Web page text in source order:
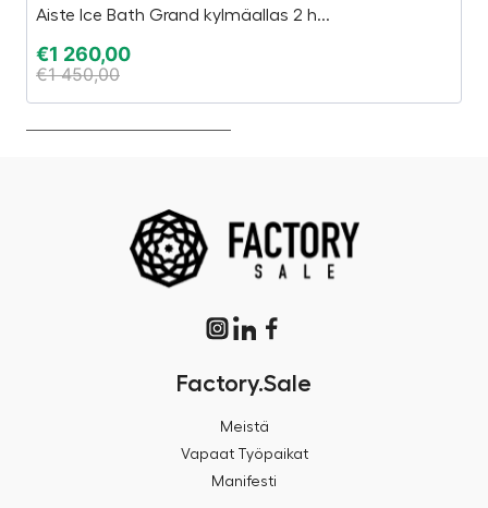
Aiste Ice Bath Grand kylmäallas 2 h...
€1 260,00
€1 450,00
Factory.Sale
Meistä
Vapaat Työpaikat
Manifesti